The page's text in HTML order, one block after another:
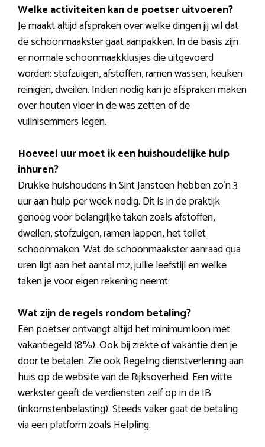
Welke activiteiten kan de poetser uitvoeren?
Je maakt altijd afspraken over welke dingen jij wil dat
de schoonmaakster gaat aanpakken. In de basis zijn
er normale schoonmaakklusjes die uitgevoerd
worden: stofzuigen, afstoffen, ramen wassen, keuken
reinigen, dweilen. Indien nodig kan je afspraken maken
over houten vloer in de was zetten of de
vuilnisemmers legen.
Hoeveel uur moet ik een huishoudelijke hulp
inhuren?
Drukke huishoudens in Sint Jansteen hebben zo’n 3
uur aan hulp per week nodig. Dit is in de praktijk
genoeg voor belangrijke taken zoals afstoffen,
dweilen, stofzuigen, ramen lappen, het toilet
schoonmaken. Wat de schoonmaakster aanraad qua
uren ligt aan het aantal m2, jullie leefstijl en welke
taken je voor eigen rekening neemt.
Wat zijn de regels rondom betaling?
Een poetser ontvangt altijd het minimumloon met
vakantiegeld (8%). Ook bij ziekte of vakantie dien je
door te betalen. Zie ook Regeling dienstverlening aan
huis op de website van de Rijksoverheid. Een witte
werkster geeft de verdiensten zelf op in de IB
(inkomstenbelasting). Steeds vaker gaat de betaling
via een platform zoals Helpling.